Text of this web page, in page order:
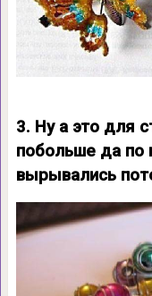
3. Ну а это для
побольше да по
вырывались